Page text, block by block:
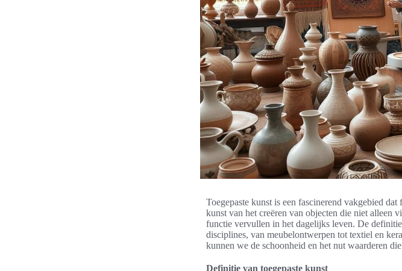
Toegepaste kunst is een fascinerend vakgebied
kunst van het creëren van objecten die niet alleen
functie vervullen in het dagelijks leven. De
disciplines, van meubelontwerpen tot textiel en
kunnen we de schoonheid en het nut waarderen
Definitie van toegepaste kunst